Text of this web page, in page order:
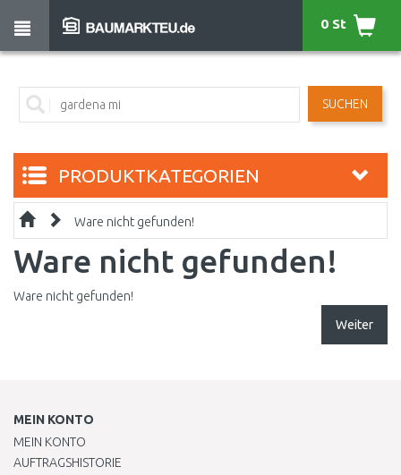
SUCHEN
0 St
PRODUKTKATEGORIEN
Ware nicht gefunden!
Ware nicht gefunden!
Ware nicht gefunden!
Weiter
MEIN KONTO
MEIN KONTO
AUFTRAGSHISTORIE